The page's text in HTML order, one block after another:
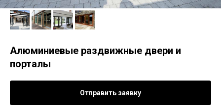
Алюминиевые раздвижные двери и
порталы
Отправить заявку